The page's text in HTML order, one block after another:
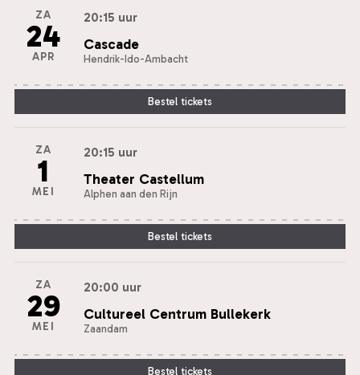
ZA
24
APR
20:15 uur
Cascade
Hendrik-Ido-Ambacht
Bestel tickets
ZA
1
MEI
20:15 uur
Theater Castellum
Alphen aan den Rijn
Bestel tickets
ZA
29
MEI
20:00 uur
Cultureel Centrum Bullekerk
Zaandam
Bestel tickets